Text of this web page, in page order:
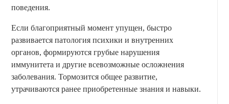
поведения.
Если благоприятный момент упущен, быстро
развивается патология психики и внутренних
органов, формируются грубые нарушения
иммунитета и другие всевозможные осложнения
заболевания. Тормозится общее развитие,
утрачиваются ранее приобретенные знания и навыки.